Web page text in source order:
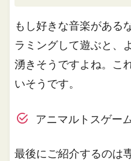
もし好きな音楽がある
ラミングして遊ぶと、
湧きそうですよね。こ
いそうです。
アニマルトスゲー
最後にご紹介するのは